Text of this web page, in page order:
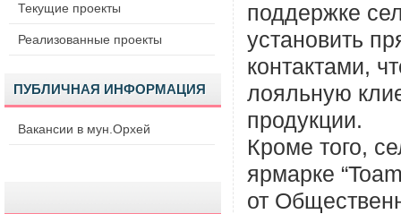
Текущие проекты
Реализованные проекты
ПУБЛИЧНАЯ ИНФОРМАЦИЯ
Вакансии в мун.Орхей
поддержке
установить
контактами,
лояльную
продукции.
Кроме того,
ярмарке
от